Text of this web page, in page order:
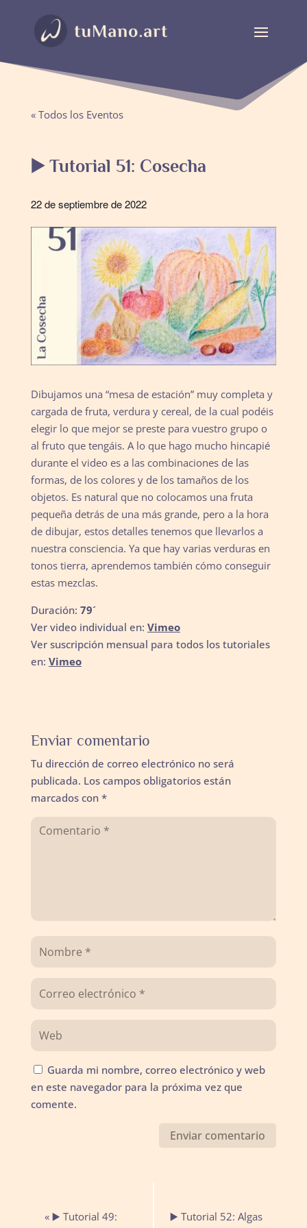
« Todos los Eventos
▶️ Tutorial 51: Cosecha
22 de septiembre de 2022
Dibujamos una “mesa de estación” muy completa y
cargada de fruta, verdura y cereal, de la cual podéis
elegir lo que mejor se preste para vuestro grupo o
al fruto que tengáis. A lo que hago mucho hincapié
durante el video es a las combinaciones de las
formas, de los colores y de los tamaños de los
objetos. Es natural que no colocamos una fruta
pequeña detrás de una más grande, pero a la hora
de dibujar, estos detalles tenemos que llevarlos a
nuestra consciencia. Ya que hay varias verduras en
tonos tierra, aprendemos también cómo conseguir
estas mezclas.
Duración: 79´
Ver video individual en: Vimeo
Ver suscripción mensual para todos los tutoriales
en: Vimeo
Enviar comentario
Tu dirección de correo electrónico no será
publicada. Los campos obligatorios están
marcados con *
Guarda mi nombre, correo electrónico y web
en este navegador para la próxima vez que
comente.
Navegación
del
« ▶️ Tutorial 49:
▶️ Tutorial 52: Algas